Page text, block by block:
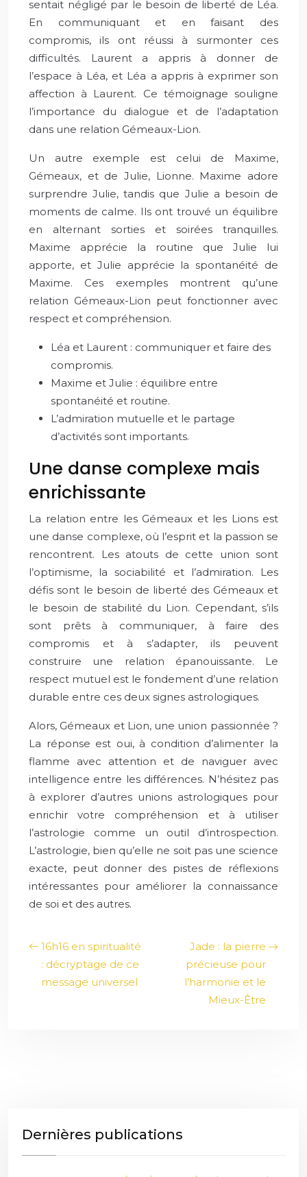
sentait négligé par le besoin de liberté de Léa.
En communiquant et en faisant des
compromis, ils ont réussi à surmonter ces
difficultés. Laurent a appris à donner de
l’espace à Léa, et Léa a appris à exprimer son
affection à Laurent. Ce témoignage souligne
l’importance du dialogue et de l’adaptation
dans une relation Gémeaux-Lion.
Un autre exemple est celui de Maxime,
Gémeaux, et de Julie, Lionne. Maxime adore
surprendre Julie, tandis que Julie a besoin de
moments de calme. Ils ont trouvé un équilibre
en alternant sorties et soirées tranquilles.
Maxime apprécie la routine que Julie lui
apporte, et Julie apprécie la spontanéité de
Maxime. Ces exemples montrent qu’une
relation Gémeaux-Lion peut fonctionner avec
respect et compréhension.
Léa et Laurent : communiquer et faire des
compromis.
Maxime et Julie : équilibre entre
spontanéité et routine.
L’admiration mutuelle et le partage
d’activités sont importants.
Une danse complexe mais
enrichissante
La relation entre les Gémeaux et les Lions est
une danse complexe, où l’esprit et la passion se
rencontrent. Les atouts de cette union sont
l’optimisme, la sociabilité et l’admiration. Les
défis sont le besoin de liberté des Gémeaux et
le besoin de stabilité du Lion. Cependant, s’ils
sont prêts à communiquer, à faire des
compromis et à s’adapter, ils peuvent
construire une relation épanouissante. Le
respect mutuel est le fondement d’une relation
durable entre ces deux signes astrologiques.
Alors, Gémeaux et Lion, une union passionnée ?
La réponse est oui, à condition d’alimenter la
flamme avec attention et de naviguer avec
intelligence entre les différences. N’hésitez pas
à explorer d’autres unions astrologiques pour
enrichir votre compréhension et à utiliser
l’astrologie comme un outil d’introspection.
L’astrologie, bien qu’elle ne soit pas une science
exacte, peut donner des pistes de réflexions
intéressantes pour améliorer la connaissance
de soi et des autres.
16h16 en spiritualité
: décryptage de ce
message universel
Jade : la pierre
précieuse pour
l’harmonie et le
Mieux-Être
Dernières publications